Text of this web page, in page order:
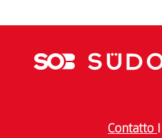
Contatto I